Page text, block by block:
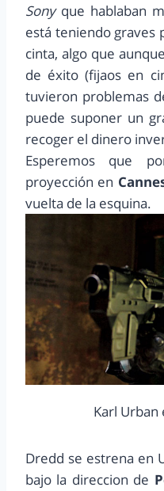
Sonyque hablaban
está teniendo graves
cinta, algo que
de éxito (fijaos en
tuvieron problemas
puede suponer un
recoger el dinero
Esperemos que
proyección en
vuelta de la esquina.
Karl Urban
Dredd se estrena en
bajo la direccion de